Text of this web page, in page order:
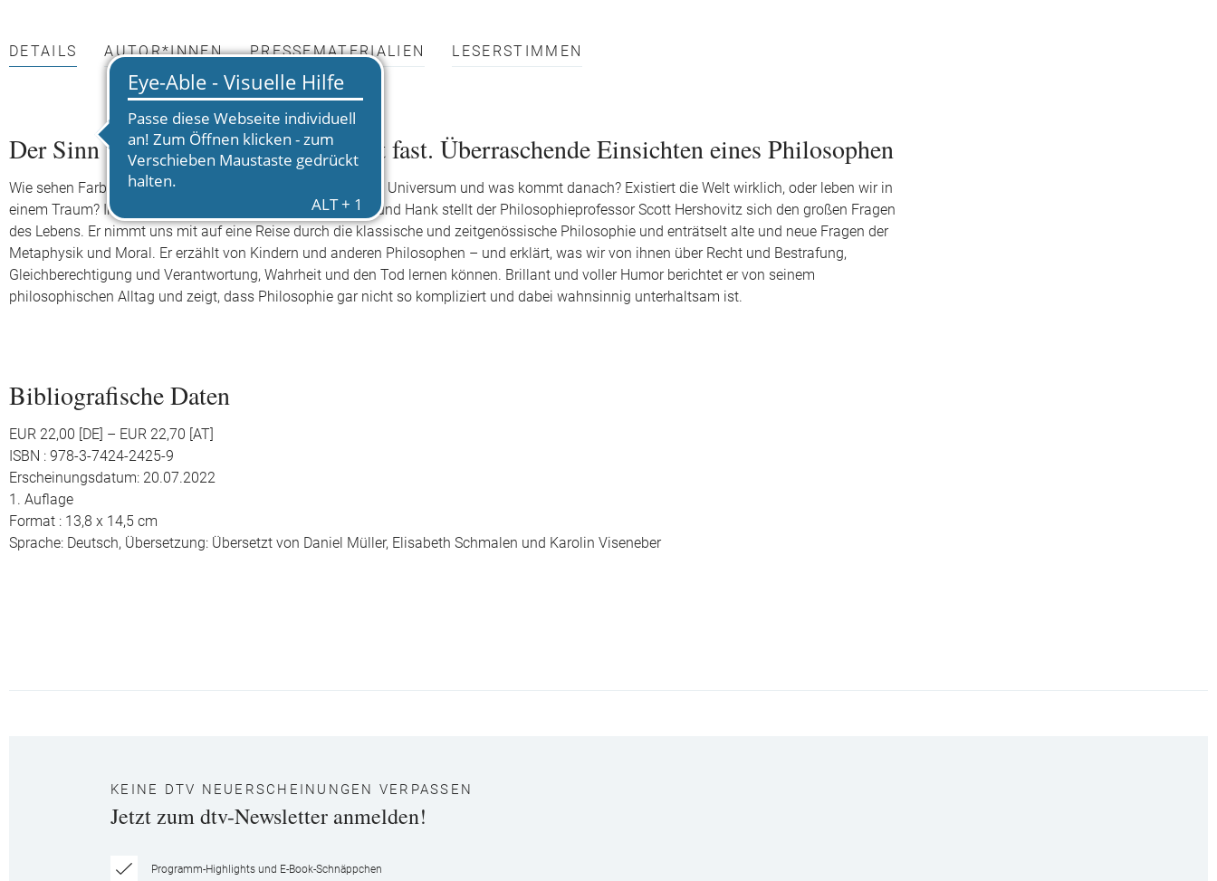
DETAILS AUTOR*INNEN PRESSEMATERIALIEN LESERSTIMMEN
Der Sinn von allem – oder zumindest fast. Überraschende Einsichten eines Philosophen
Wie sehen Farben für andere Menschen aus? Wo endet das Universum und was kommt danach? Existiert die Welt wirklich, oder leben wir in
einem Traum? Inspiriert von den Fragen seiner Söhne Rex und Hank stellt der Philosophieprofessor Scott Hershovitz sich den großen Fragen
des Lebens. Er nimmt uns mit auf eine Reise durch die klassische und zeitgenössische Philosophie und enträtselt alte und neue Fragen der
Metaphysik und Moral. Er erzählt von Kindern und anderen Philosophen – und erklärt, was wir von ihnen über Recht und Bestrafung,
Gleichberechtigung und Verantwortung, Wahrheit und den Tod lernen können. Brillant und voller Humor berichtet er von seinem
philosophischen Alltag und zeigt, dass Philosophie gar nicht so kompliziert und dabei wahnsinnig unterhaltsam ist.
Bibliografische Daten
EUR 22,00 [DE] – EUR 22,70 [AT]
ISBN : 978-3-7424-2425-9
Erscheinungsdatum: 20.07.2022
1. Auflage
Format : 13,8 x 14,5 cm
Sprache: Deutsch, Übersetzung: Übersetzt von Daniel Müller, Elisabeth Schmalen und Karolin Viseneber
KEINE DTV NEUERSCHEINUNGEN VERPASSEN
Jetzt zum dtv-Newsletter anmelden!
Programm-Highlights und E-Book-Schnäppchen